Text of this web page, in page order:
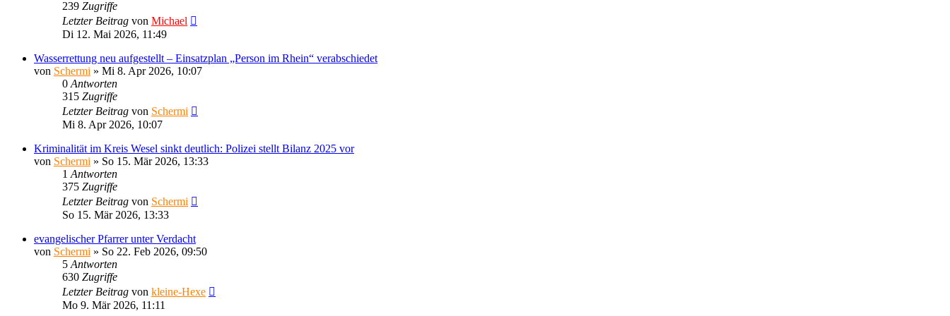
239 Zugriffe
Letzter Beitrag von Michael
Di 12. Mai 2026, 11:49
Wasserrettung neu aufgestellt – Einsatzplan „Person im Rhein“ verabschiedet
von Schermi » Mi 8. Apr 2026, 10:07
0 Antworten
315 Zugriffe
Letzter Beitrag von Schermi
Mi 8. Apr 2026, 10:07
Kriminalität im Kreis Wesel sinkt deutlich: Polizei stellt Bilanz 2025 vor
von Schermi » So 15. Mär 2026, 13:33
1 Antworten
375 Zugriffe
Letzter Beitrag von Schermi
So 15. Mär 2026, 13:33
evangelischer Pfarrer unter Verdacht
von Schermi » So 22. Feb 2026, 09:50
5 Antworten
630 Zugriffe
Letzter Beitrag von kleine-Hexe
Mo 9. Mär 2026, 11:11